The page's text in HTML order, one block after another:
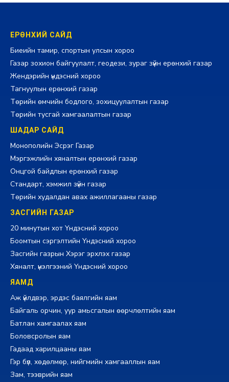
ЕРӨНХИЙ САЙД
Биеийн тамир, спортын улсын хороо
Газар зохион байгуулалт, геодези, зураг зүйн ерөнхий газар
Жендэрийн үндэсний хороо
Тагнуулын ерөнхий газар
Төрийн өмчийн бодлого, зохицуулалтын газар
Төрийн тусгай хамгаалалтын газар
ШАДАР САЙД
Монополийн Эсрэг Газар
Мэргэжлийн хяналтын ерөнхий газар
Онцгой байдлын ерөнхий газар
Стандарт, хэмжил зүйн газар
Төрийн худалдан авах ажиллагааны газар
ЗАСГИЙН ГАЗАР
20 минутын хот Үндэсний хороо
Боомтын сэргэлтийн Үндэсний хороо
Засгийн газрын Хэрэг эрхлэх газар
Хяналт, үнэлгээний Үндэсний хороо
ЯАМД
Аж үйлдвэр, эрдэс баялгийн яам
Байгаль орчин, уур амьсгалын өөрчлөлтийн яам
Батлан хамгаалах яам
Боловсролын яам
Гадаад харилцааны яам
Гэр бүл, хөдөлмөр, нийгмийн хамгааллын яам
Зам, тээврийн яам